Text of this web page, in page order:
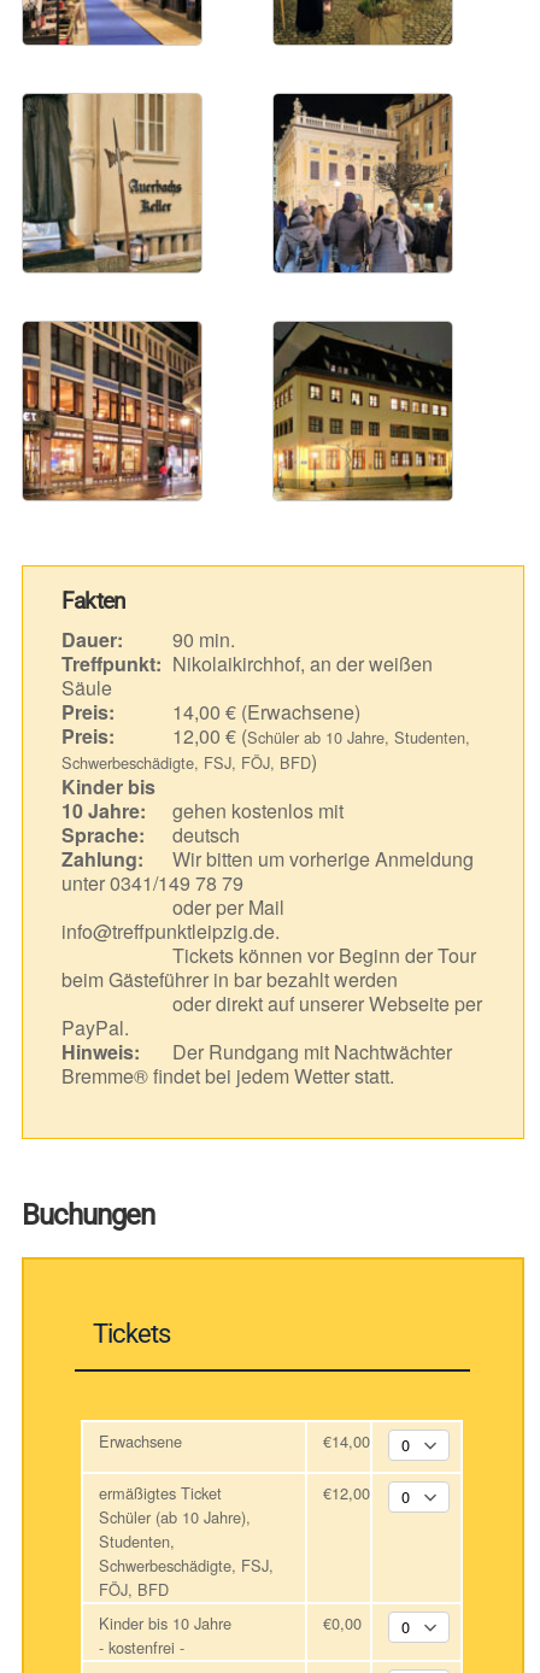
Fakten
Dauer:
90 min.
Treffpunkt: Nikolaikirchhof, an der weißen
Säule
Preis:
14,00 € (Erwachsene)
Preis:
12,00 € (Schüler ab 10 Jahre, Studenten,
Schwerbeschädigte, FSJ, FÖJ, BFD)
Kinder bis
10 Jahre:
gehen kostenlos mit
Sprache:
deutsch
Zahlung:
Wir bitten um vorherige Anmeldung
unter 0341/149 78 79
oder per Mail
info@treffpunktleipzig.de.
Tickets können vor Beginn der Tour
beim Gästeführer in bar bezahlt werden
oder direkt auf unserer Webseite per
PayPal.
Hinweis:
Der Rundgang mit Nachtwächter
Bremme® findet bei jedem Wetter statt.
Buchungen
Tickets
Erwachsene €14,00
ermäßigtes Ticket
Schüler (ab 10 Jahre),
Studenten,
Schwerbeschädigte, FSJ,
FÖJ, BFD
€12,00
Kinder bis 10 Jahre
- kostenfrei -
€0,00